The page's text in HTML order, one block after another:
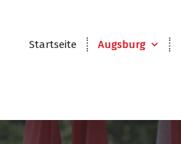
Startseite Augsburg